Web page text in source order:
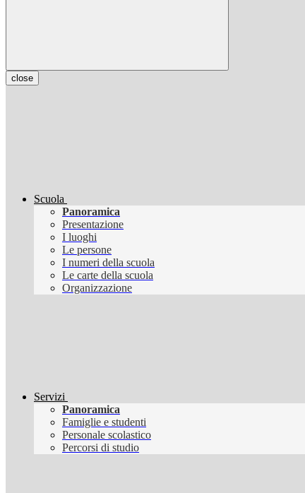
close
Scuola
Panoramica
Presentazione
I luoghi
Le persone
I numeri della scuola
Le carte della scuola
Organizzazione
Servizi
Panoramica
Famiglie e studenti
Personale scolastico
Percorsi di studio